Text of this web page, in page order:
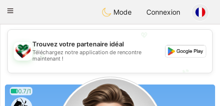
KuwaitChat
Toggle
Mode Connexion
💖
💕
Trouvez votre partenaire idéal
Téléchargez notre application de rencontre
maintenant !
0.7/1